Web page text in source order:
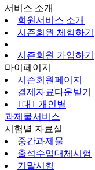
서비스 소개
회원서비스 소개
시즌회원 체험하기
시즌회원 가입하기
마이페이지
시즌회원페이지
결제자료다운받기
1대1 개인별
과제물서비스
시험별 자료실
중간과제물
출석수업대체시험
기말시험